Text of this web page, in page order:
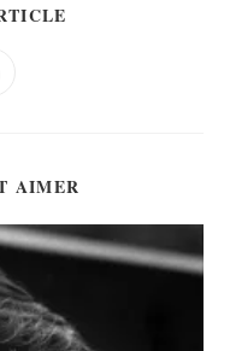
AIMER